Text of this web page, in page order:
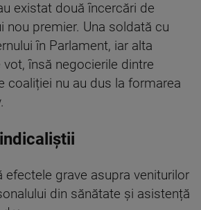
existat două încercări de
nou premier. Una soldată cu
în Parlament, iar alta
însă negocierile dintre
coaliției nu au dus la formarea
efectele grave asupra veniturilor
din sănătate și asistență